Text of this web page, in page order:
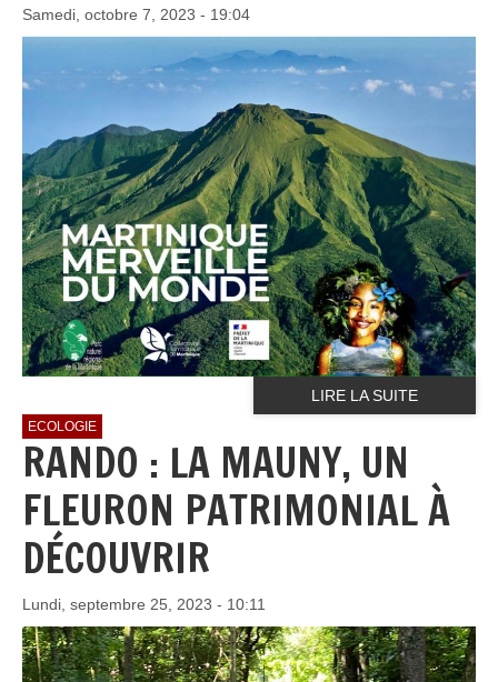
Samedi, octobre 7, 2023 - 19:04
LIRE LA SUITE
ECOLOGIE
RANDO : LA MAUNY, UN
FLEURON PATRIMONIAL À
DÉCOUVRIR
Lundi, septembre 25, 2023 - 10:11